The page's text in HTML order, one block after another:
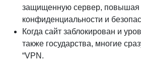
защищенную сервер, повышая
конфиденциальности и
Когда сайт заблокирован и
также государства, многие
“VPN.